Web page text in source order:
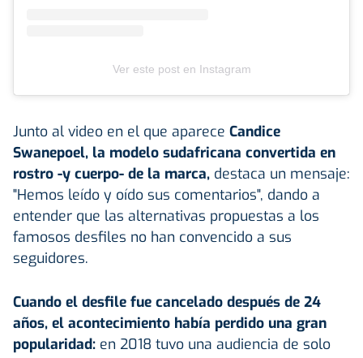
Ver este post en Instagram
Junto al video en el que aparece Candice
Swanepoel, la modelo sudafricana convertida en
rostro -y cuerpo- de la marca, destaca un mensaje:
"Hemos leído y oído sus comentarios", dando a
entender que las alternativas propuestas a los
famosos desfiles no han convencido a sus
seguidores.
Cuando el desfile fue cancelado después de 24
años, el acontecimiento había perdido una gran
popularidad: en 2018 tuvo una audiencia de solo